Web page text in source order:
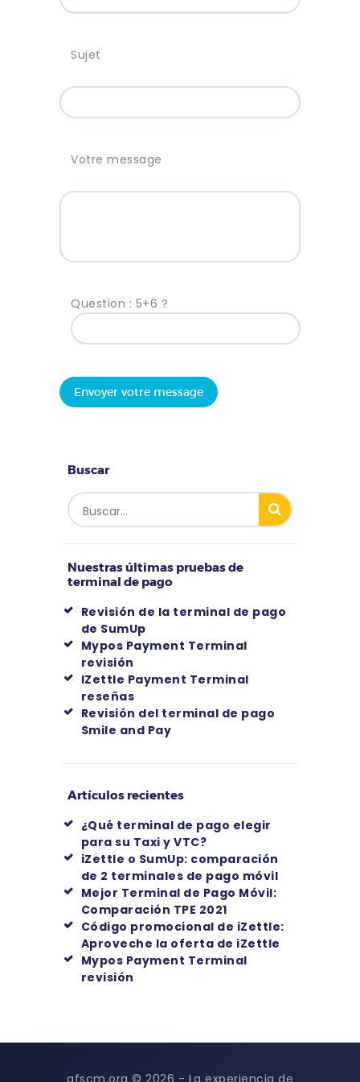
Sujet
Votre message
Question : 5+6 ?
Buscar
Nuestras últimas pruebas de
terminal de pago
Revisión de la terminal de pago
de SumUp
Mypos Payment Terminal
revisión
IZettle Payment Terminal
reseñas
Revisión del terminal de pago
Smile and Pay
Artículos recientes
¿Qué terminal de pago elegir
para su Taxi y VTC?
iZettle o SumUp: comparación
de 2 terminales de pago móvil
Mejor Terminal de Pago Móvil:
Comparación TPE 2021
Código promocional de iZettle:
Aproveche la oferta de iZettle
Mypos Payment Terminal
revisión
afscm.org © 2026 - La experiencia de